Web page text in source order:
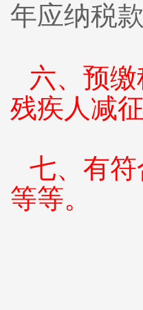
年应纳税款
六、预
残疾人减
七、有
等等。